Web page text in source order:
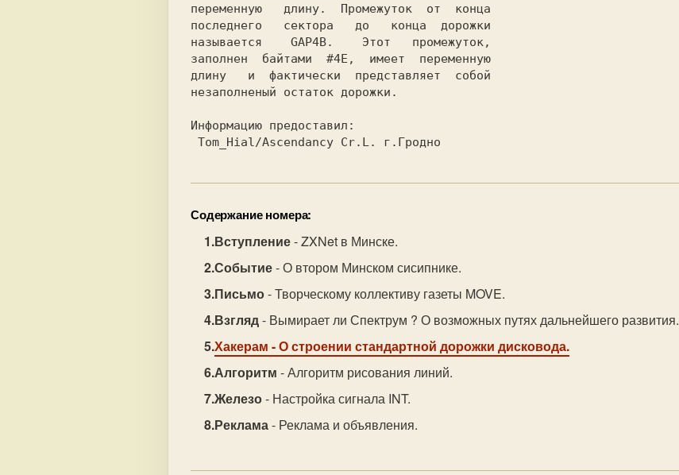
переменную   длину.  Промежуток  от  конца
последнего   сектора   до   конца  дорожки
называется    GAP4B.    Этот   промежуток,
заполнен  байтами  #4E,  имеет  переменную
длину   и  фактически  представляет  собой
незаполненый остаток дорожки.
Информацию предоставил:
Содержание номера:
Вступление- ZXNet в Минске.
Событие- О втором Минском сисипнике.
Письмо- Творческому коллективу газеты MOVE.
Взгляд- Вымирает ли Спектрум ? О возможных путях дальнейшего развития.
Хакерам - О строении стандартной дорожки дисковода.
Алгоритм - Алгоритм рисования линий.
Железо- Настройка сигнала INT.
Реклама- Реклама и объявления.